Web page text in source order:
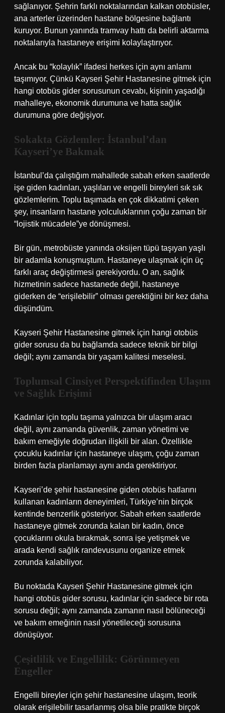
sağlanıyor. Şehrin farklı noktalarından kalkan otobüsler,
ana arterler üzerinden hastane bölgesine bağlantı
kuruyor. Bunun yanında tramvay hattı da belirli aktarma
noktalarıyla hastaneye erişimi kolaylaştırıyor.
Ancak bu “kolaylık” ifadesi herkes için aynı anlamı
taşımıyor. Çünkü Kayseri Şehir Hastanesine gitmek için
hangi otobüs gider sorusunun cevabı, kişinin yaşadığı
mahalleye, ekonomik durumuna ve hatta sağlık
durumuna göre değişiyor.
Sokakta Gözlemler: İstanbul’dan
Kayseri’ye Bakmak
İstanbul’da çalıştığım mahallede sabah erken saatlerde
işe giden kadınları, yaşlıları ve engelli bireyleri sık sık
gözlemlerim. Toplu taşımada en çok dikkatimi çeken
şey, insanların hastane yolculuklarının çoğu zaman bir
“lojistik mücadele”ye dönüşmesi.
Bir gün, metrobüste yanında oksijen tüpü taşıyan yaşlı
bir adamla konuşmuştum. Hastaneye ulaşmak için üç
farklı araç değiştirmesi gerekiyordu. O an, sağlık
hizmetinin sadece hastanede değil, hastaneye
giderken de “erişilebilir” olması gerektiğini bir kez daha
düşündüm.
Kayseri Şehir Hastanesine gitmek için hangi otobüs
gider sorusu da bu bağlamda sadece teknik bir bilgi
değil; aynı zamanda bir yaşam kalitesi meselesi.
Toplumsal Cinsiyet Perspektifinden Ulaşım
ve Sağlık Erişimi
Kadınlar için toplu taşıma yalnızca bir ulaşım aracı
değil, aynı zamanda güvenlik, zaman yönetimi ve
bakım emeğiyle doğrudan ilişkili bir alan. Özellikle
çocuklu kadınlar için hastaneye ulaşım, çoğu zaman
birden fazla planlamayı aynı anda gerektiriyor.
Kayseri’de şehir hastanesine giden otobüs hatlarını
kullanan kadınların deneyimleri, Türkiye’nin birçok
kentinde benzerlik gösteriyor. Sabah erken saatlerde
hastaneye gitmek zorunda kalan bir kadın, önce
çocuklarını okula bırakmak, sonra işe yetişmek ve
arada kendi sağlık randevusunu organize etmek
zorunda kalabiliyor.
Bu noktada Kayseri Şehir Hastanesine gitmek için
hangi otobüs gider sorusu, kadınlar için sadece bir rota
sorusu değil; aynı zamanda zamanın nasıl bölüneceği
ve bakım emeğinin nasıl yönetileceği sorusuna
dönüşüyor.
Çeşitlilik ve Engellilik: Görünmeyen
Engeller
Engelli bireyler için şehir hastanesine ulaşım, teorik
olarak erişilebilir tasarlanmış olsa bile pratikte birçok